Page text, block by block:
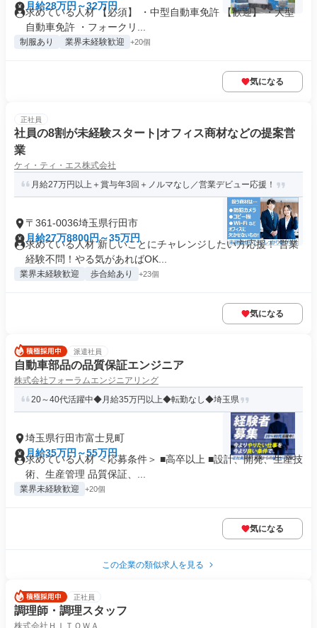
月給28万円～32万円
求めている人材 【必須】 ・中型自動車免許 【歓迎】 ・大型
自動車免許 ・フォークリ...
制服あり 業界未経験歓迎 +20個
気になる
正社員
社員の8割が未経験スタート|オフィス商材などの提案営
業
ケィ・ティ・エス株式会社
月給27万円以上＋賞与年3回＋ノルマなし／営業デビュー応援！
〒361-0036埼玉県行田市
月給27万8800円～35万円
求めている人材 新しいことにチャレンジしたい方応援！ 営業
経験不問！やる気があればOK...
業界未経験歓迎 歩合給あり +23個
気になる
派遣社員
自動車部品の品質保証エンジニア
株式会社フォーラムエンジニアリング
20～40代活躍中◆月給35万円以上◆転勤なし◆埼玉県
埼玉県行田市富士見町
月給35万円～55万円
求めている人材 ＜応募条件＞ ■高卒以上 ■設計、開発、生産技
術、生産管理 品質保証、...
業界未経験歓迎 +20個
気になる
この企業の類似求人を見る
正社員
調理師・調理スタッフ
株式会社ＨＩＴＯＷＡ